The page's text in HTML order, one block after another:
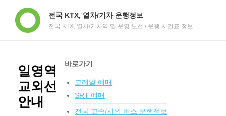
전국 KTX, 열차/기차 운행정보
전국 KTX, 열차/기차역 및 운영 노선 / 운행 시간표 정보
일영역
교외선
안내
바로가기
코레일 예매
SRT 예매
전국 고속/시외 버스 운행정보